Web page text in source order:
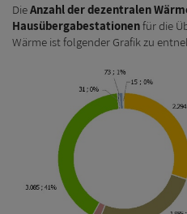
DieAnzahl der dezentralen
Hausübergabestationenfür die
Wärme ist folgender Grafik zu